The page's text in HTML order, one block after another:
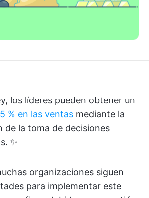
los líderes pueden obtener un
% en las ventas mediante la
de la toma de decisiones
✨
organizaciones siguen
para implementar este